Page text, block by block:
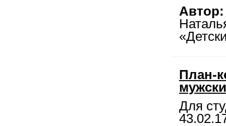
Автор:
План-
Для